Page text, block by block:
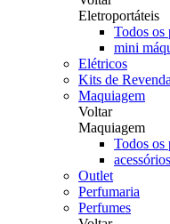
Eletroportáteis
Todos os
mini
Elétricos
Kits de Revenda
Maquiagem
Voltar
Maquiagem
Todos os
Outlet
Perfumaria
Perfumes